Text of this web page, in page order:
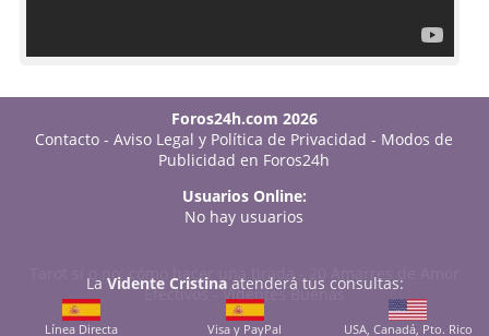
Foros24h.com 2026
Contacto -Aviso Legal y Política de Privacidad - Modos de
Publicidad en Foros24h
Usuarios Online:
No hay usuarios
Tarot sí o no: cómo hacer una tirada-
20 Amarres de Amor
Efectivos-Videntes Buenas
La Vidente Cristinaatenderá tus consultas:
Línea Directa Visa y PayPal USA, Canadá, Pto. Rico